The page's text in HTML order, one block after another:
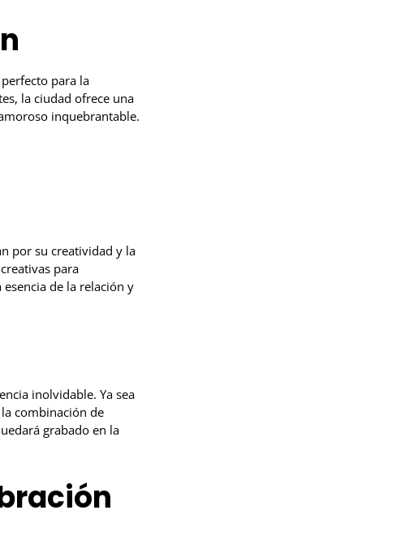
para la
la ciudad ofrece una
inquebrantable.
por su creatividad y la
para
de la relación y
inolvidable. Ya sea
combinación de
grabado en la